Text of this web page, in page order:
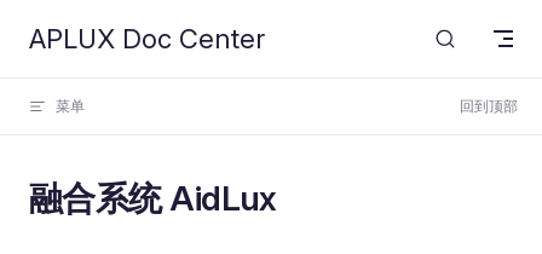
Skip to content
APLUX Doc Center
菜单 回到顶部
融合系统 AidLux